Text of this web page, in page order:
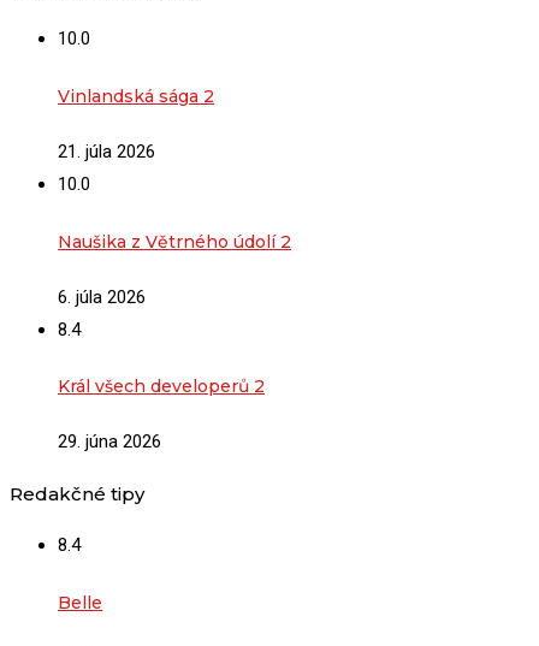
10.0
Vinlandská sága 2
21. júla 2026
10.0
Naušika z Větrného údolí 2
6. júla 2026
8.4
Král všech developerů 2
29. júna 2026
Redakčné tipy
8.4
Belle